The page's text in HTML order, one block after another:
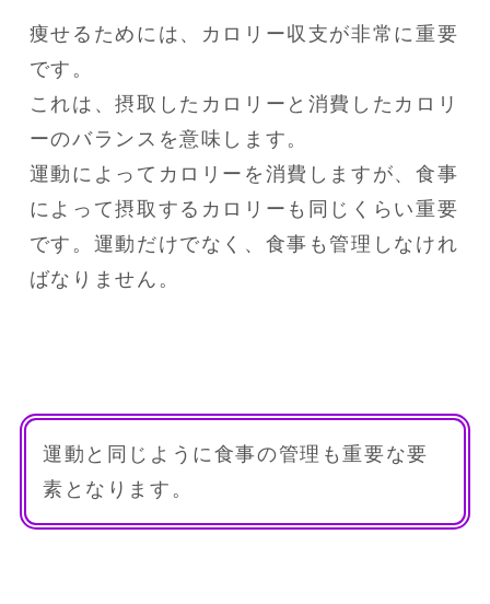
痩せるためには、カロリー収支が非常に重要
です。
これは、摂取したカロリーと消費したカロリ
ーのバランスを意味します。
運動によってカロリーを消費しますが、食事
によって摂取するカロリーも同じくらい重要
です。運動だけでなく、食事も管理しなけれ
ばなりません。
運動と同じように食事の管理も重要な要
素となります。